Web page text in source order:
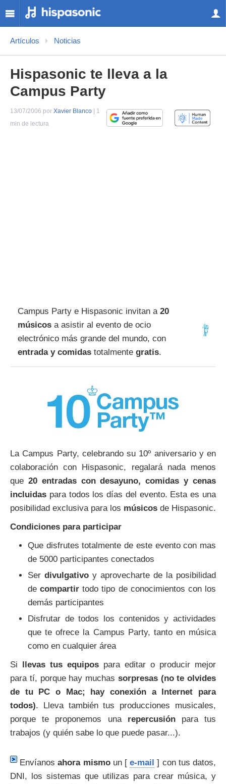
Artículos Noticias
Hispasonic te lleva a la
Campus Party
13/07/2006 por Xavier Blanco | 1
min de lectura
Campus Party e Hispasonic invitan a 20
músicos a asistir al evento de ocio
electrónico más grande del mundo, con
entrada y comidas totalmente gratis.
La Campus Party, celebrando su 10º aniversario y en
colaboración con Hispasonic, regalará nada menos
que 20 entradas con desayuno, comidas y cenas
incluidas para todos los días del evento. Esta es una
posibilidad exclusiva para los músicos de Hispasonic.
Condiciones para participar
Que disfrutes totalmente de este evento con mas
de 5000 participantes conectados
Ser divulgativo y aprovecharte de la posibilidad
decompartir todo tipo de conocimientos con los
demás participantes
Disfrutar de todos los contenidos y actividades
que te ofrece la Campus Party, tanto en música
como en cualquier área
Si llevas tus equipos para editar o producir mejor
para tí, porque hay muchas sorpresas (no te olvides
de tu PC o Mac; hay conexión a Internet para
todos). Lleva también tus producciones musicales,
porque te proponemos una repercusiónpara tus
trabajos (y quién sabe lo que puede pasar...).
Envíanosahora mismoun [e-mail ] con tus datos,
DNI, los sistemas que utilizas para crear música, y